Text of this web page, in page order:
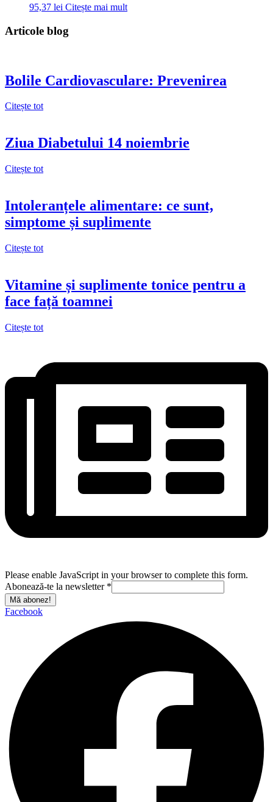
95,37 lei Citește mai mult
Articole blog
Bolile Cardiovasculare: Prevenirea
Citește tot
Ziua Diabetului 14 noiembrie
Citește tot
Intoleranțele alimentare: ce sunt,
simptome și suplimente
Citește tot
Vitamine și suplimente tonice pentru a
face față toamnei
Citește tot
Please enable JavaScript in your browser to complete this form.
Abonează-te la newsletter *
Mă abonez!
Facebook